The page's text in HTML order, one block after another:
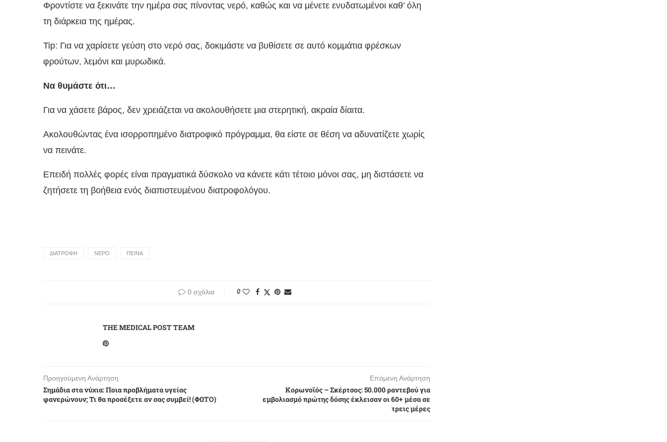
Φροντίστε να ξεκινάτε την ημέρα σας πίνοντας νερό, καθώς και να μένετε ενυδατωμένοι καθ’ όλη
τη διάρκεια της ημέρας.
Tip: Για να χαρίσετε γεύση στο νερό σας, δοκιμάστε να βυθίσετε σε αυτό κομμάτια φρέσκων
φρούτων, λεμόνι και μυρωδικά.
Να θυμάστε ότι…
Για να χάσετε βάρος, δεν χρειάζεται να ακολουθήσετε μια στερητική, ακραία δίαιτα.
Ακολουθώντας ένα ισορροπημένο διατροφικό πρόγραμμα, θα είστε σε θέση να αδυνατίζετε χωρίς
να πεινάτε.
Επειδή πολλές φορές είναι πραγματικά δύσκολο να κάνετε κάτι τέτοιο μόνοι σας, μη διστάσετε να
ζητήσετε τη βοήθεια ενός διαπιστευμένου διατροφολόγου.
ΔΙΑΤΡΟΦΗ ΝΕΡΟ ΠΕΙΝΑ
0 σχόλια 0
THE MEDICAL POST TEAM
Προηγούμενη Ανάρτηση
Σημάδια στα νύχια: Ποια προβλήματα υγείας
φανερώνουν; Τι θα προσέξετε αν σας συμβεί! (ΦΩΤΟ)
Επόμενη Ανάρτηση
Κορωνοϊός – Σκέρτσος: 50.000 ραντεβού για
εμβολιασμό πρώτης δόσης έκλεισαν οι 60+ μέσα σε
τρεις μέρες